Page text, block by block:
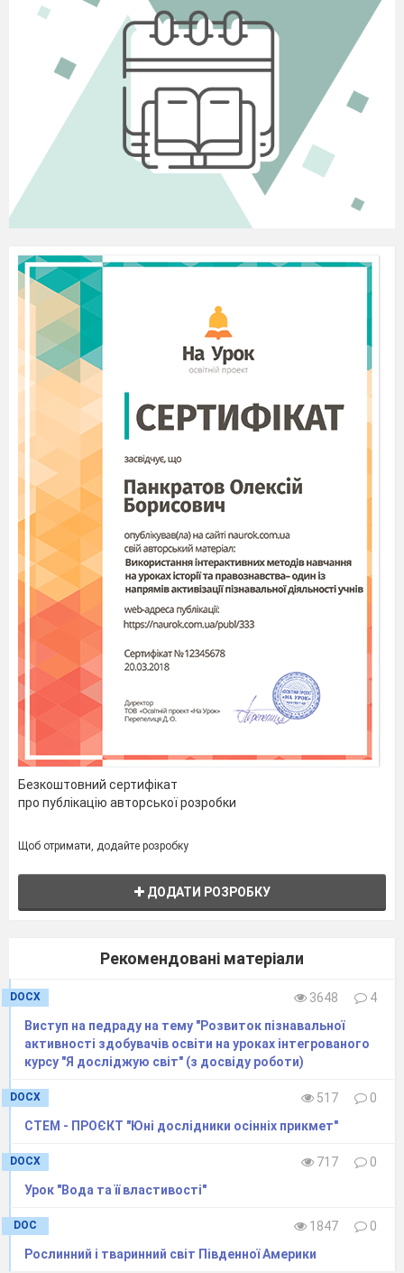
Безкоштовний сертифікат
про публікацію авторської розробки
Щоб отримати, додайте розробку
ДОДАТИ РОЗРОБКУ
Рекомендовані матеріали
DOCX 3648
4
Виступ на педраду на тему "Розвиток пізнавальної
активності здобувачів освіти на уроках інтегрованого
курсу "Я досліджую світ" (з досвіду роботи)
DOCX 517
0
СТЕМ - ПРОЄКТ "Юні дослідники осінніх прикмет"
DOCX 717
0
Урок "Вода та її властивості"
DOC 1847
0
Рослинний і тваринний світ Південної Америки